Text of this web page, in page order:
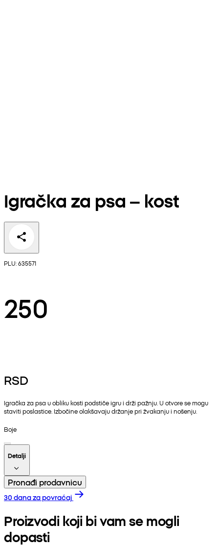
Igračka za psa – kost
PLU: 635571
250
RSD
Igračka za psa u obliku kosti podstiče igru i drži pažnju. U otvore se mogu
staviti poslastice. Izbočine olakšavaju držanje pri žvakanju i nošenju.
Boje
Detalji
Pronađi prodavnicu
30 dana za povraćaj
Proizvodi koji bi vam se mogli
dopasti